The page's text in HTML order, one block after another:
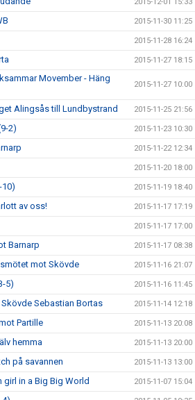
2015-11-30 11:25
2015-11-28 16:24
2015-11-27 18:15
Movember - Häng
2015-11-27 10:00
Alingsås till Lundbystrand 2015-11-25 21:56
2) 2015-11-23 10:30
2015-11-22 12:34
2015-11-20 18:00
10) 2015-11-19 18:40
av oss! 2015-11-17 17:19
2015-11-17 17:00
Barnarp 2015-11-17 08:38
mot Skövde 2015-11-16 21:07
5) 2015-11-16 11:45
Sebastian Bortas 2015-11-14 12:18
Partille 2015-11-13 20:08
hemma 2015-11-13 20:00
på savannen 2015-11-13 13:00
girl in a Big Big World 2015-11-07 15:04